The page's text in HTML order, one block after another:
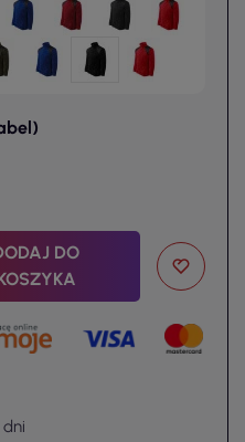
DO
dni